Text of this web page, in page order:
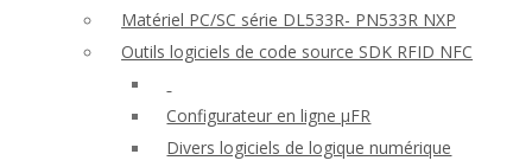
Matériel PC/SC série DL533R- PN533R NXP
Outils logiciels de code source SDK RFID NFC
Configurateur en ligne μFR
Divers logiciels de logique numérique